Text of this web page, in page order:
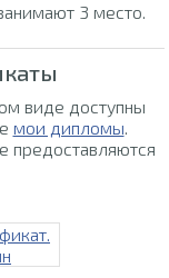
3 место.
виде доступны
мои дипломы.
предоставляются